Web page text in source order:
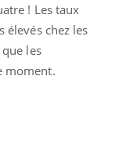
! Les taux
élevés chez les
les
moment.